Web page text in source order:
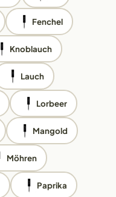
Fenchel
Knoblauch
Lauch
Lorbeer
Mangold
Möhren
Paprika